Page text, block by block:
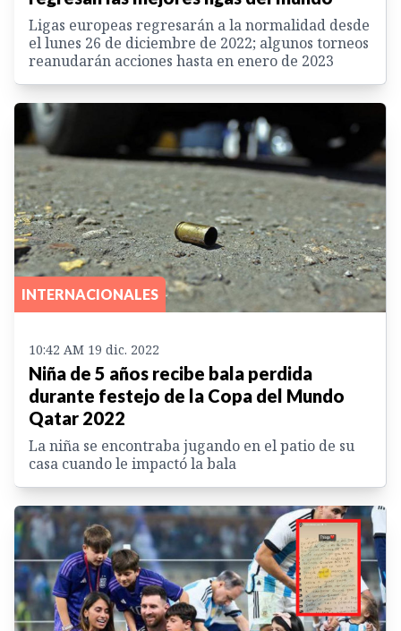
Ligas europeas regresarán a la normalidad desde
el lunes 26 de diciembre de 2022; algunos torneos
reanudarán acciones hasta en enero de 2023
INTERNACIONALES
10:42 AM 19 dic. 2022
Niña de 5 años recibe bala perdida
durante festejo de la Copa del Mundo
Qatar 2022
La niña se encontraba jugando en el patio de su
casa cuando le impactó la bala